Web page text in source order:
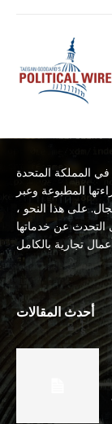
المملكة المتحدة
المطبوعة وعبر
على هذا النحو ،
التحدث عن خدماتها
أحدث المقالات